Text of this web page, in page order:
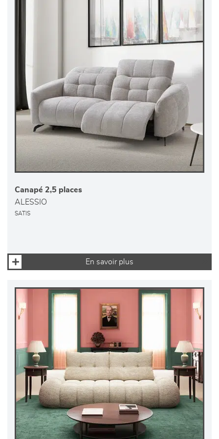
Canapé 2,5 places
ALESSIO
SATIS
En savoir plus